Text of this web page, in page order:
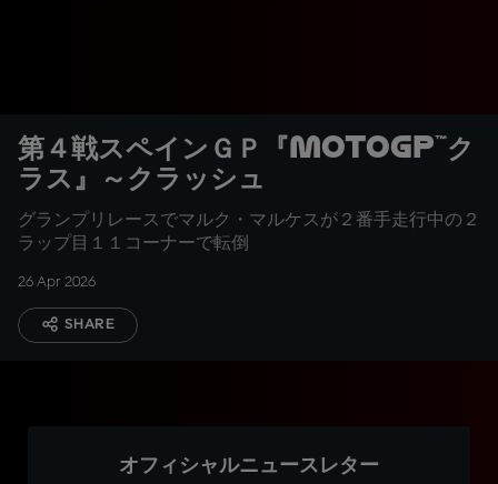
第４戦スペインＧＰ『MotoGP™ク
ラス』～クラッシュ
グランプリレースでマルク・マルケスが２番手走行中の２
ラップ目１１コーナーで転倒
26 Apr 2026
SHARE
オフィシャルニュースレター